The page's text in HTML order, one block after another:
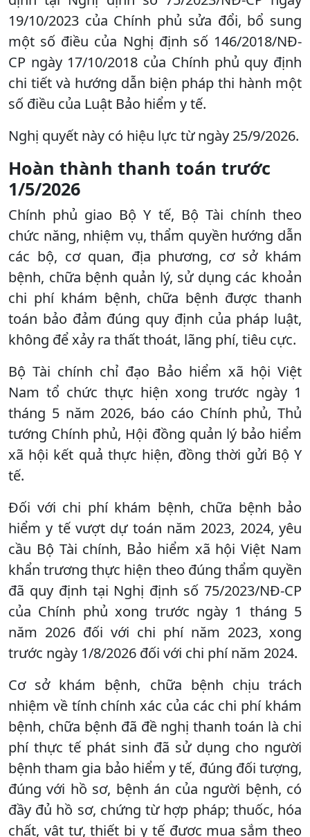
19/10/2023 của Chính phủ sửa đổi, bổ sung
một số điều của Nghị định số 146/2018/NĐ-
CP ngày 17/10/2018 của Chính phủ quy định
chi tiết và hướng dẫn biện pháp thi hành một
số điều của Luật Bảo hiểm y tế.
Nghị quyết này có hiệu lực từ ngày 25/9/2026.
Hoàn thành thanh toán trước
1/5/2026
Chính phủ giao Bộ Y tế, Bộ Tài chính theo
chức năng, nhiệm vụ, thẩm quyền hướng dẫn
các bộ, cơ quan, địa phương, cơ sở khám
bệnh, chữa bệnh quản lý, sử dụng các khoản
chi phí khám bệnh, chữa bệnh được thanh
toán bảo đảm đúng quy định của pháp luật,
không để xảy ra thất thoát, lãng phí, tiêu cực.
Bộ Tài chính chỉ đạo Bảo hiểm xã hội Việt
Nam tổ chức thực hiện xong trước ngày 1
tháng 5 năm 2026, báo cáo Chính phủ, Thủ
tướng Chính phủ, Hội đồng quản lý bảo hiểm
xã hội kết quả thực hiện, đồng thời gửi Bộ Y
tế.
Đối với chi phí khám bệnh, chữa bệnh bảo
hiểm y tế vượt dự toán năm 2023, 2024, yêu
cầu Bộ Tài chính, Bảo hiểm xã hội Việt Nam
khẩn trương thực hiện theo đúng thẩm quyền
đã quy định tại Nghị định số 75/2023/NĐ-CP
của Chính phủ xong trước ngày 1 tháng 5
năm 2026 đối với chi phí năm 2023, xong
trước ngày 1/8/2026 đối với chi phí năm 2024.
Cơ sở khám bệnh, chữa bệnh chịu trách
nhiệm về tính chính xác của các chi phí khám
bệnh, chữa bệnh đã đề nghị thanh toán là chi
phí thực tế phát sinh đã sử dụng cho người
bệnh tham gia bảo hiểm y tế, đúng đối tượng,
đúng với hồ sơ, bệnh án của người bệnh, có
đầy đủ hồ sơ, chứng từ hợp pháp; thuốc, hóa
chất, vật tư, thiết bị y tế được mua sắm theo